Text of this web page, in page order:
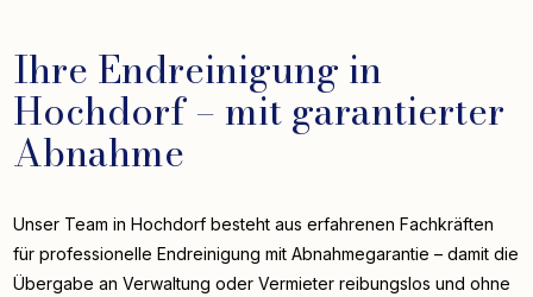
Ihre Endreinigung in
Hochdorf – mit garantierter
Abnahme
Unser Team in Hochdorf besteht aus erfahrenen Fachkräften
für professionelle Endreinigung mit Abnahmegarantie – damit die
Übergabe an Verwaltung oder Vermieter reibungslos und ohne